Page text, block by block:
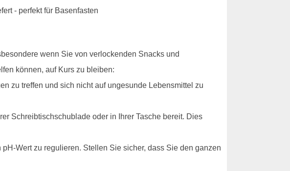
wenn Sie von verlockenden Snacks und
können, auf Kurs zu bleiben:
zu treffen und sich nicht auf ungesunde Lebensmittel zu
Schreibtischschublade oder in Ihrer Tasche bereit. Dies
Wert zu regulieren. Stellen Sie sicher, dass Sie den ganzen